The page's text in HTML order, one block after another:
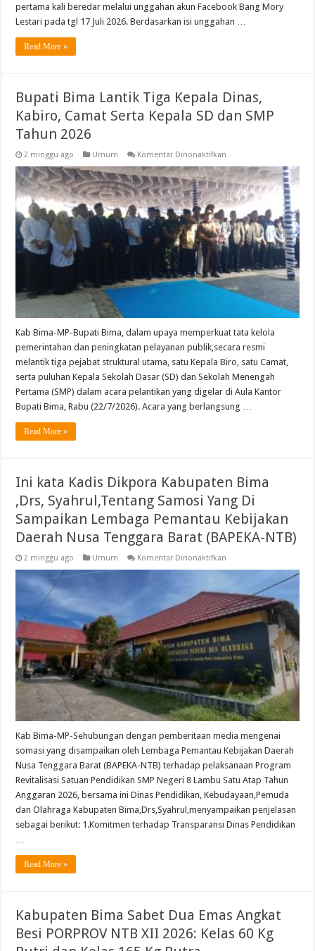
pertama kali beredar melalui unggahan akun Facebook Bang Mory
Lestari pada tgl 17 Juli 2026. Berdasarkan isi unggahan …
Read More »
Bupati Bima Lantik Tiga Kepala Dinas,
Kabiro, Camat Serta Kepala SD dan SMP
Tahun 2026
2 minggu ago Umum Komentar Dinonaktifkan
Bima
Lantik
Tiga
Kepala
Dinas,
Kabiro,
Camat
Serta
Kepala
SD
dan
SMP
2026
Kab Bima-MP-Bupati Bima, dalam upaya memperkuat tata kelola
pemerintahan dan peningkatan pelayanan publik,secara resmi
melantik tiga pejabat struktural utama, satu Kepala Biro, satu Camat,
serta puluhan Kepala Sekolah Dasar (SD) dan Sekolah Menengah
Pertama (SMP) dalam acara pelantikan yang digelar di Aula Kantor
Bupati Bima, Rabu (22/7/2026). Acara yang berlangsung …
Read More »
Ini kata Kadis Dikpora Kabupaten Bima
,Drs, Syahrul,Tentang Samosi Yang Di
Sampaikan Lembaga Pemantau Kebijakan
Daerah Nusa Tenggara Barat (BAPEKA-NTB)
2 minggu ago Umum Komentar Dinonaktifkan
Dikpora
Kabupaten
Bima
,Drs,
Syahrul,Tentang
Samosi
Yang
Di
Sampaikan
Lembaga
Pemantau
Kebijakan
Daerah
Nusa
Tenggara
Barat
(BAPEKA-
NTB)
Kab Bima-MP-Sehubungan dengan pemberitaan media mengenai
somasi yang disampaikan oleh Lembaga Pemantau Kebijakan Daerah
Nusa Tenggara Barat (BAPEKA-NTB) terhadap pelaksanaan Program
Revitalisasi Satuan Pendidikan SMP Negeri 8 Lambu Satu Atap Tahun
Anggaran 2026, bersama ini Dinas Pendidikan, Kebudayaan,Pemuda
dan Olahraga Kabupaten Bima,Drs,Syahrul,menyampaikan penjelasan
sebagai berikut: 1.Komitmen terhadap Transparansi Dinas Pendidikan
Read More »
Kabupaten Bima Sabet Dua Emas Angkat
Besi PORPROV NTB XII 2026: Kelas 60 Kg